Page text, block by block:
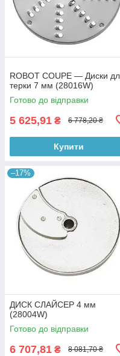
ROBOT COUPE — Диски
терки 7 мм (28016W)
Готово до відправки
5 625,91 ₴ 6 778,20 ₴
Купити
–17%
ДИСК СЛАЙСЕР 4 мм
(28004W)
Готово до відправки
6 707,81 ₴ 8 081,70 ₴